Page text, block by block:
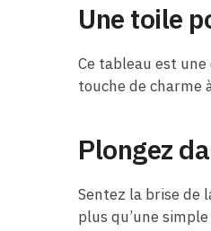
Une toile
Ce tableau est
touche de charme
Plongez
Sentez la brise de
plus qu’une